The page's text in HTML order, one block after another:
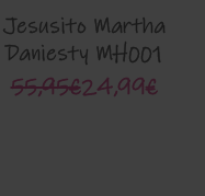
Jesusito Martha
Daniesty MH001
55,95€24,99€